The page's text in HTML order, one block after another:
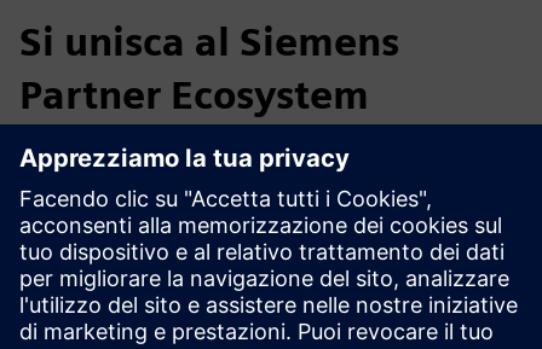
Si unisca al Siemens
Partner Ecosystem
L'Industrial Partner Ecosystem La sta aspettando. Ci
contatti all'indirizzo industrymarketing.sg@siemens.com
per saperne di più su come può trarne vantaggio come
partner.
Insieme possiamo affrontare le sfide di domani!